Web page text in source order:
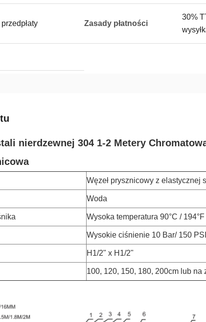
Zasady płatności
30%
nierdzewnej 304 1-2 Metery
Węzeł prysznicowy z elastycznej
Woda
Wysoka temperatura 90°C / 194°F
Wysokie ciśnienie 10 Bar/ 150 PSI
H1/2" x H1/2"
100, 120, 150, 180, 200cm lub na